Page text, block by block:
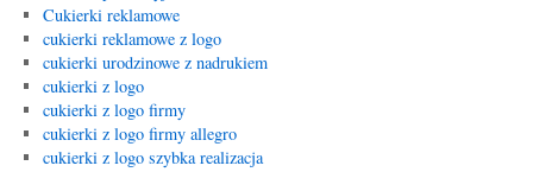
Cukierki reklamowe
cukierki reklamowe z logo
cukierki urodzinowe z nadrukiem
cukierki z logo
cukierki z logo firmy
cukierki z logo firmy allegro
cukierki z logo szybka realizacja